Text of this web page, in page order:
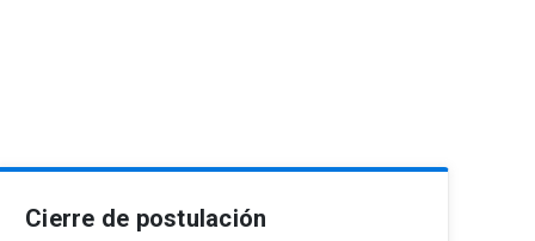
Cierre de postulación